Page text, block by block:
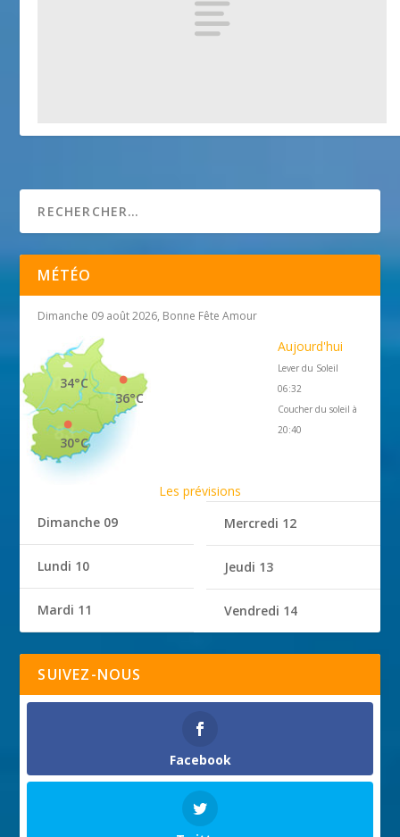
MÉTÉO
Dimanche 09 août 2026, Bonne Fête Amour
36°C
34°C
30°C
Aujourd'hui
Lever du Soleil
06:32
Coucher du soleil à
20:40
Les prévisions
Dimanche 09
Lundi 10
Mardi 11
Mercredi 12
Jeudi 13
Vendredi 14
SUIVEZ-NOUS
Facebook